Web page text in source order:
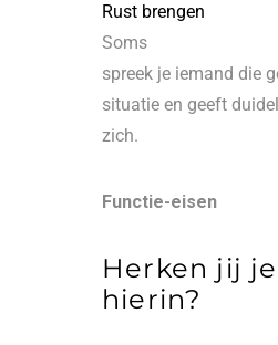
Rust brengen
Soms
spreek je iemand die
situatie en geeft
zich.
Functie-eisen
Herken jij
hierin?